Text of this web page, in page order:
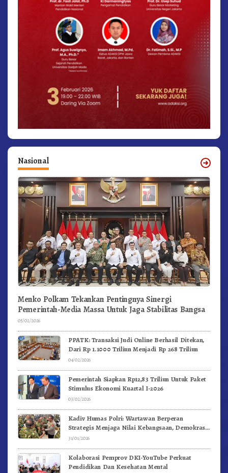
Nasional
Menko Polkam Tekankan Pentingnya Sinergi
Pemerintah-Media Massa Untuk Jaga Stabilitas Bangsa
05/02/2026
PPATK: Transaksi Judi Online Berhasil Ditekan,
Dari Rp 1.1000 Triliun Menjadi Rp 268 Triliun
04/02/2026
Pemerintah Siapkan Rp12,83 Triliun Untuk Paket
Stimulus Ekonomi Kuartal I-2026
03/02/2026
Kadiv Humas Polri: Wartawan Berperan
Strategis Menjaga Nilai Kebangsaan, Demokrasi,
dan NKRI
31/01/2026
Kolaborasi Pemprov DKI-YouTube Perkuat
Pendidikan Dan Kesehatan Mental